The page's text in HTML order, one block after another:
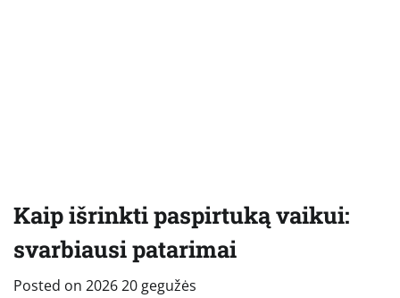
Kaip išrinkti paspirtuką vaikui:
svarbiausi patarimai
Posted on 2026 20 gegužės